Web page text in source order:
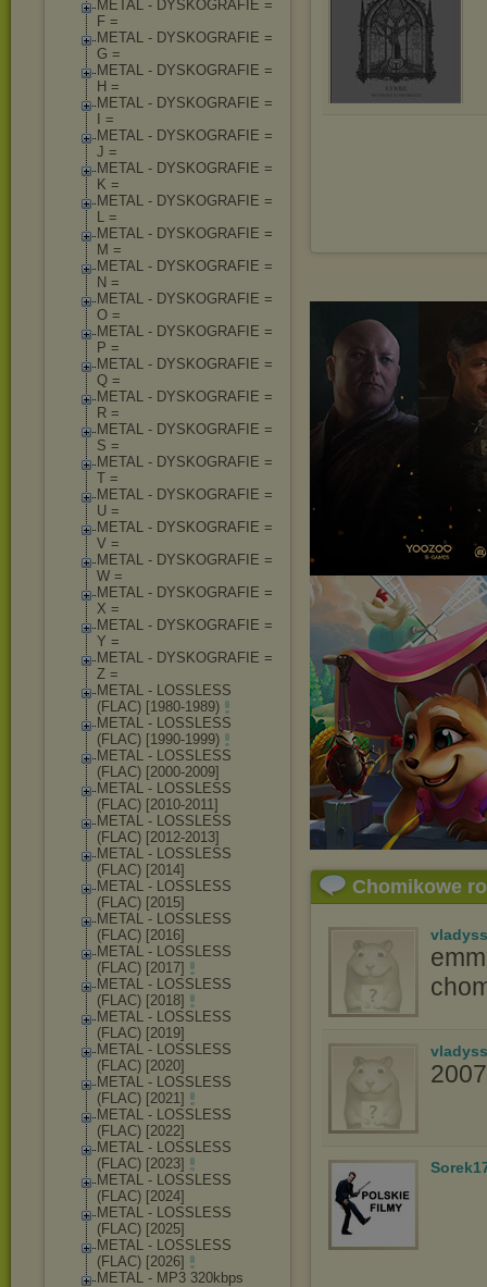
METAL - DYSKOGRAFIE =
F =
METAL - DYSKOGRAFIE =
G =
METAL - DYSKOGRAFIE =
H =
METAL - DYSKOGRAFIE =
I =
METAL - DYSKOGRAFIE =
J =
METAL - DYSKOGRAFIE =
K =
METAL - DYSKOGRAFIE =
L =
METAL - DYSKOGRAFIE =
M =
METAL - DYSKOGRAFIE =
N =
METAL - DYSKOGRAFIE =
O =
METAL - DYSKOGRAFIE =
P =
METAL - DYSKOGRAFIE =
Q =
METAL - DYSKOGRAFIE =
R =
METAL - DYSKOGRAFIE =
S =
METAL - DYSKOGRAFIE =
T =
METAL - DYSKOGRAFIE =
U =
METAL - DYSKOGRAFIE =
V =
METAL - DYSKOGRAFIE =
W =
METAL - DYSKOGRAFIE =
X =
METAL - DYSKOGRAFIE =
Y =
METAL - DYSKOGRAFIE =
Z =
METAL - LOSSLESS
(FLAC) [1980-1989)
METAL - LOSSLESS
(FLAC) [1990-1999)
METAL - LOSSLESS
(FLAC) [2000-2009]
METAL - LOSSLESS
(FLAC) [2010-2011]
METAL - LOSSLESS
(FLAC) [2012-2013]
METAL - LOSSLESS
(FLAC) [2014]
METAL - LOSSLESS
(FLAC) [2015]
METAL - LOSSLESS
(FLAC) [2016]
METAL - LOSSLESS
(FLAC) [2017]
METAL - LOSSLESS
(FLAC) [2018]
METAL - LOSSLESS
(FLAC) [2019]
METAL - LOSSLESS
(FLAC) [2020]
METAL - LOSSLESS
(FLAC) [2021]
METAL - LOSSLESS
(FLAC) [2022]
METAL - LOSSLESS
(FLAC) [2023]
METAL - LOSSLESS
(FLAC) [2024]
METAL - LOSSLESS
(FLAC) [2025]
METAL - LOSSLESS
(FLAC) [2026]
METAL - MP3 320kbps
Chomikowe